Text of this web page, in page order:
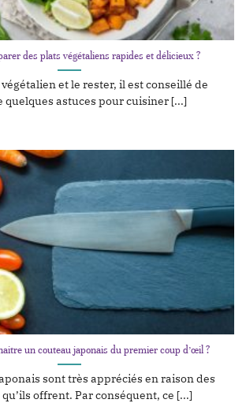
des plats végétaliens rapides et délicieux ?
et le rester, il est conseillé de
quelques astuces pour cuisiner [...]
un couteau japonais du premier coup d’œil ?
sont très appréciés en raison des
offrent. Par conséquent, ce [...]